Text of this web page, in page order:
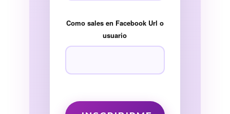
Como sales en Facebook Url o
usuario